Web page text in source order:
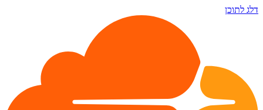
דלג לתוכן